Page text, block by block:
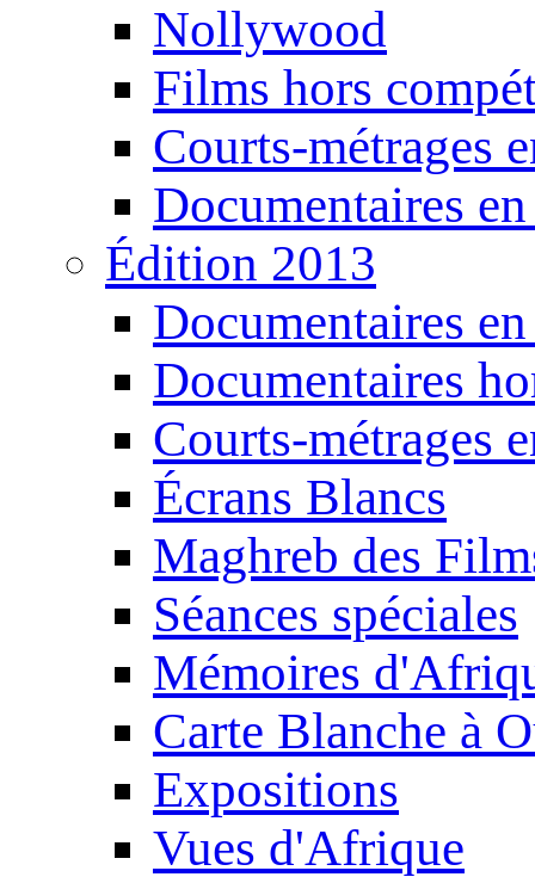
Nollywood
Films hors
Courts-métrages
Documentaires
Édition 2013
Documentaires
Documentaires
Courts-métrages
Écrans Blancs
Maghreb des
Séances spéciales
Mémoires
Carte Blanche à
Expositions
Vues d'Afrique